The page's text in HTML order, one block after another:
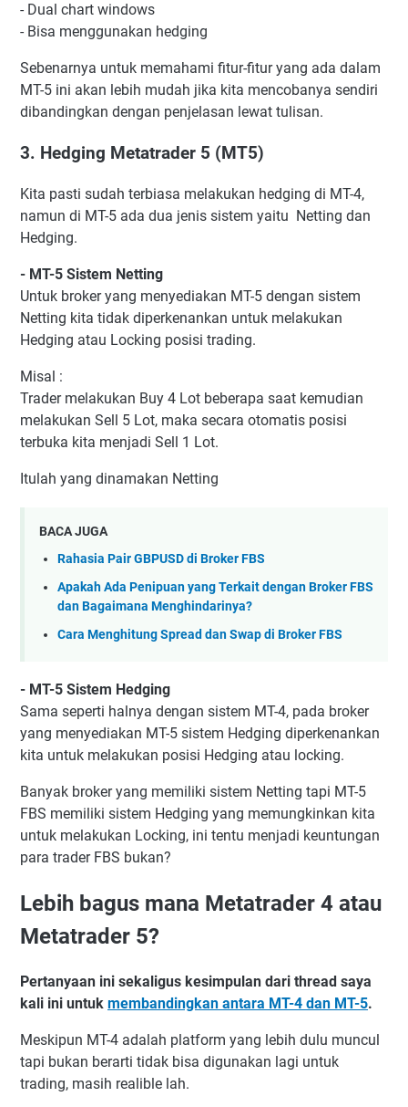
- Dual chart windows
- Bisa menggunakan hedging
Sebenarnya untuk memahami fitur-fitur yang ada dalam
MT-5 ini akan lebih mudah jika kita mencobanya sendiri
dibandingkan dengan penjelasan lewat tulisan.
3. Hedging Metatrader 5 (MT5)
Kita pasti sudah terbiasa melakukan hedging di MT-4,
namun di MT-5 ada dua jenis sistem yaitu Netting dan
Hedging.
- MT-5 Sistem Netting
Untuk broker yang menyediakan MT-5 dengan sistem
Netting kita tidak diperkenankan untuk melakukan
Hedging atau Locking posisi trading.
Misal :
Trader melakukan Buy 4 Lot beberapa saat kemudian
melakukan Sell 5 Lot, maka secara otomatis posisi
terbuka kita menjadi Sell 1 Lot.
Itulah yang dinamakan Netting
BACA JUGA
Rahasia Pair GBPUSD di Broker FBS
Apakah Ada Penipuan yang Terkait dengan Broker FBS
dan Bagaimana Menghindarinya?
Cara Menghitung Spread dan Swap di Broker FBS
- MT-5 Sistem Hedging
Sama seperti halnya dengan sistem MT-4, pada broker
yang menyediakan MT-5 sistem Hedging diperkenankan
kita untuk melakukan posisi Hedging atau locking.
Banyak broker yang memiliki sistem Netting tapi MT-5
FBS memiliki sistem Hedging yang memungkinkan kita
untuk melakukan Locking, ini tentu menjadi keuntungan
para trader FBS bukan?
Lebih bagus mana Metatrader 4 atau
Metatrader 5?
Pertanyaan ini sekaligus kesimpulan dari thread saya
kali ini untuk membandingkan antara MT-4 dan MT-5.
Meskipun MT-4 adalah platform yang lebih dulu muncul
tapi bukan berarti tidak bisa digunakan lagi untuk
trading, masih realible lah.